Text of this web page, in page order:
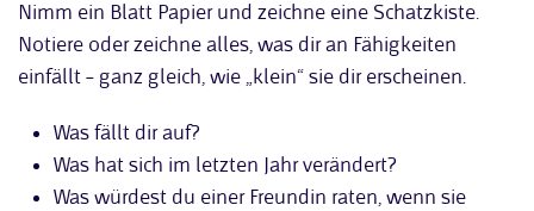
Nimm ein Blatt Papier und zeichne eine Schatzkiste.
Notiere oder zeichne alles, was dir an Fähigkeiten
einfällt – ganz gleich, wie „klein“ sie dir erscheinen.
Was fällt dir auf?
Was hat sich im letzten Jahr verändert?
Was würdest du einer Freundin raten, wenn sie